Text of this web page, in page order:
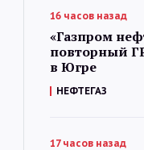
16 часов назад
«Газпром
повторный
в Югре
НЕФТЕГАЗ
17 часов назад